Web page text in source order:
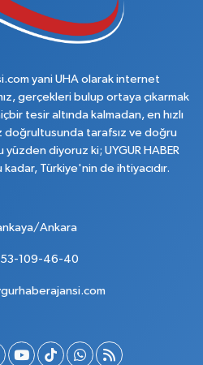
yani UHA olarak internet
gerçekleri bulup ortaya çıkarmak
tesir altında kalmadan, en hızlı
doğrultusunda tarafsız ve doğru
yüzden diyoruz ki; UYGUR HABER
kadar, Türkiye'nin de ihtiyacıdır.
Ankara
109-46-40